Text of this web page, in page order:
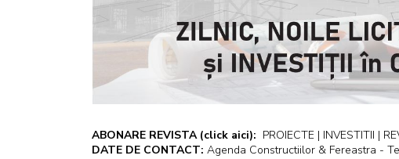
ABONARE REVISTA (click aici): PROIECTE | INVESTITII |
DATE DE CONTACT: Agenda Constructiilor & Fereastra -